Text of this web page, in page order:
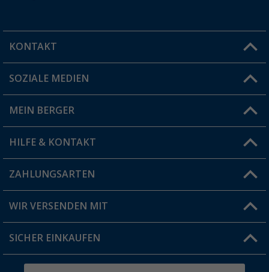
KONTAKT
Du hast eine Frage?
Filiale finden
SOZIALE MEDIEN
MEIN BERGER
Vorteilskarte
Blog
Jobs & Karriere
HILFE & KONTAKT
FAQ & Kontakt
Versandinformationen
Rücksendung
ZAHLUNGSARTEN
WIR VERSENDEN MIT
SICHER EINKAUFEN